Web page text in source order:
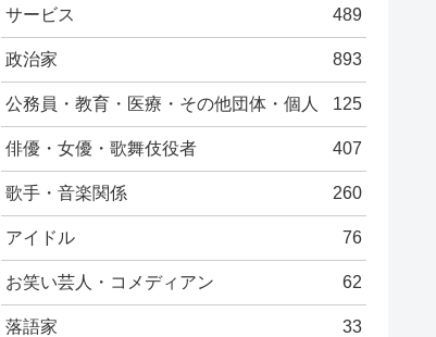
サービス 489
政治家 893
公務員・教育・医療・その他団体・個人 125
俳優・女優・歌舞伎役者 407
歌手・音楽関係 260
アイドル 76
お笑い芸人・コメディアン 62
落語家 33